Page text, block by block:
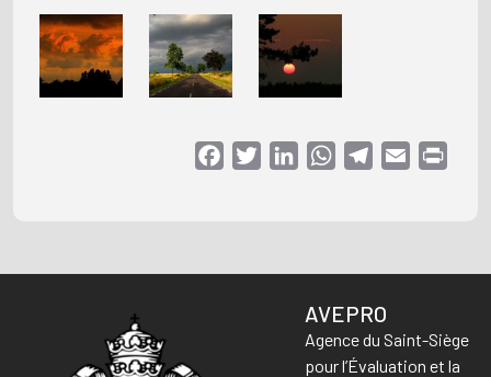
FacebookTwitterLinkedInWhatsAppTelegram
Email
AVEPRO
Agence du Saint-Siège
pour l’Évaluation et la